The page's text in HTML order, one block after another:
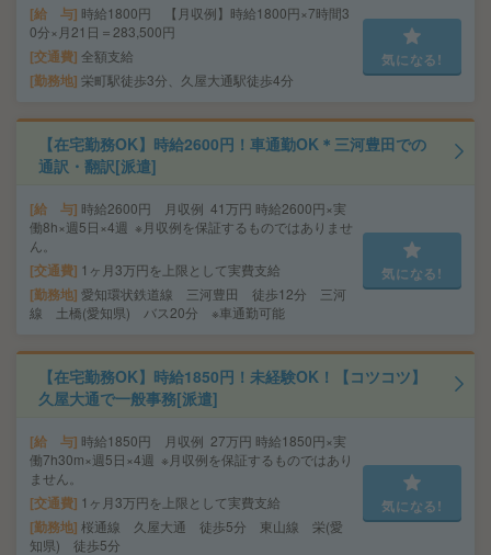
給 与 時給1800円 【月収例】時給1800円×7時間3
0分×月21日＝283,500円
交通費 全額支給
勤務地 栄町駅徒歩3分、久屋大通駅徒歩4分
気になる!
【在宅勤務OK】時給2600円！車通勤OK＊三河豊田での
通訳・翻訳[派遣]
給 与 時給2600円 月収例 41万円 時給2600円×実
働8h×週5日×4週 ※月収例を保証するものではありませ
ん。
交通費 1ヶ月3万円を上限として実費支給
勤務地 愛知環状鉄道線 三河豊田 徒歩12分 三河
線 土橋(愛知県) バス20分 ※車通勤可能
気になる!
【在宅勤務OK】時給1850円！未経験OK！【コツコツ】
久屋大通で一般事務[派遣]
給 与 時給1850円 月収例 27万円 時給1850円×実
働7h30m×週5日×4週 ※月収例を保証するものではあり
ません。
交通費 1ヶ月3万円を上限として実費支給
勤務地 桜通線 久屋大通 徒歩5分 東山線 栄(愛
知県) 徒歩5分
気になる!